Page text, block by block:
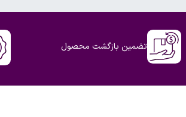
تضمین بازگشت محصول